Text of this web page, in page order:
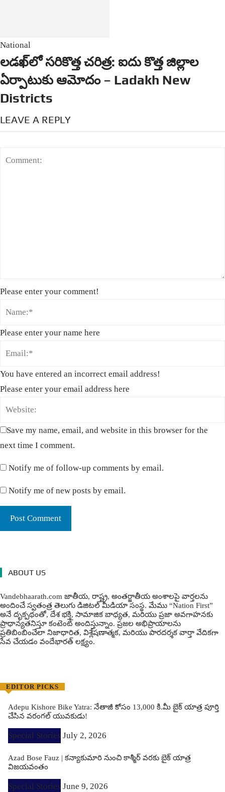
National
లడఖ్‌లో సరికొత్త చరిత్ర: ఐదు కొత్త జిల్లాల
ఏర్పాటుకు ఆమోదం – Ladakh New
Districts
LEAVE A REPLY
Please enter your comment!
Please enter your name here
You have entered an incorrect email address!
Please enter your email address here
Save my name, email, and website in this browser for the
next time I comment.
Notify me of follow-up comments by email.
Notify me of new posts by email.
ABOUT US
Vandebhaarath.com జాతీయ, రాష్ట్ర, అంతర్జాతీయ అంశాలపై వార్తలను
అందించే స్వతంత్ర తెలుగు డిజిటల్ మీడియా సంస్థ. మేము “Nation First”
అనే దృక్పథంతో, దేశ భక్తి, సామాజిక బాధ్యత, మరియు ప్రజా అవగాహనకు
ప్రాధాన్యతనిస్తూ కంటెంట్ అందిస్తున్నాం. ప్రజల అభిప్రాయాలను
ప్రతిబింబించేలా నిజాధారిత, విశ్లేషణాత్మక, మరియు పారదర్శక వార్తా వేదికగా
సేవ చేయడం వందేభార‌త్ ల‌క్ష్యం.
EDITOR PICKS
Adepu Kishore Bike Yatra: నేతాజీ కోసం 13,000 కి.మీ బైక్ యాత్ర పూర్తి
చేసిన వరంగల్ యువకుడు!
Special Stories July 2, 2026
Azad Bose Fauz | కన్యాకుమారి నుంచి కాశ్మీర్ వరకు బైక్ యాత్ర
విజయవంతం
Special Stories June 9, 2026